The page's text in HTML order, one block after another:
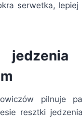
serwetka,
pilnuje
resztki